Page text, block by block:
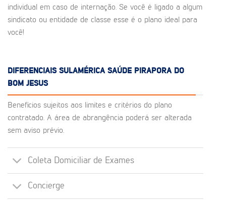
individual em caso de internação. Se você é ligado a algum
sindicato ou entidade de classe esse é o plano ideal para
você!
DIFERENCIAIS SULAMÉRICA SAÚDE PIRAPORA DO
BOM JESUS
Benefícios sujeitos aos limites e critérios do plano
contratado. A área de abrangência poderá ser alterada
sem aviso prévio.
Coleta Domiciliar de Exames
Concierge